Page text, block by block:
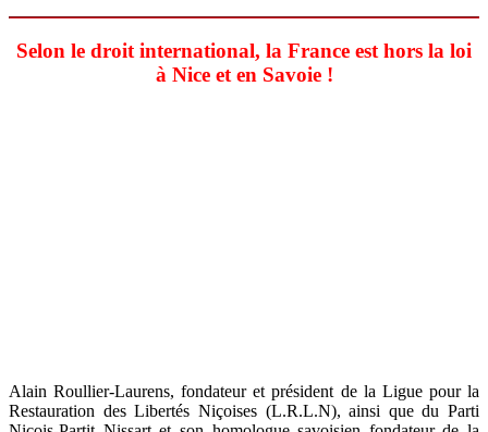
Selon le droit international, la France est hors la loi
à Nice et en Savoie !
Alain Roullier-Laurens, fondateur et président de la Ligue pour la
Restauration des Libertés Niçoises (L.R.L.N), ainsi que du Parti